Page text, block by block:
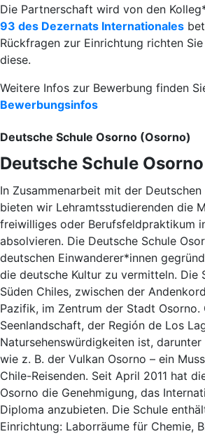
Die Partnerschaft wird von den
93 des Dezernats Internationales
Rückfragen zur Einrichtung richten
diese.
Weitere Infos zur Bewerbung finden
Bewerbungsinfos
Deutsche Schule Osorno (Osorno)
Deutsche Schule Osorno
In Zusammenarbeit mit der Deutschen
bieten wir Lehramtsstudierenden die
freiwilliges oder Berufsfeldpraktikum
absolvieren. Die Deutsche Schule
deutschen Einwanderer*innen
die deutsche Kultur zu vermitteln. Die
Süden Chiles, zwischen der
Pazifik, im Zentrum der Stadt
Seenlandschaft, der Región de Los
Natursehenswürdigkeiten ist, darunter
wie z. B. der Vulkan Osorno – ein
Chile-Reisenden. Seit April 2011 hat
Osorno die Genehmigung, das
Diploma anzubieten. Die Schule
Einrichtung: Laborräume für Chemie,